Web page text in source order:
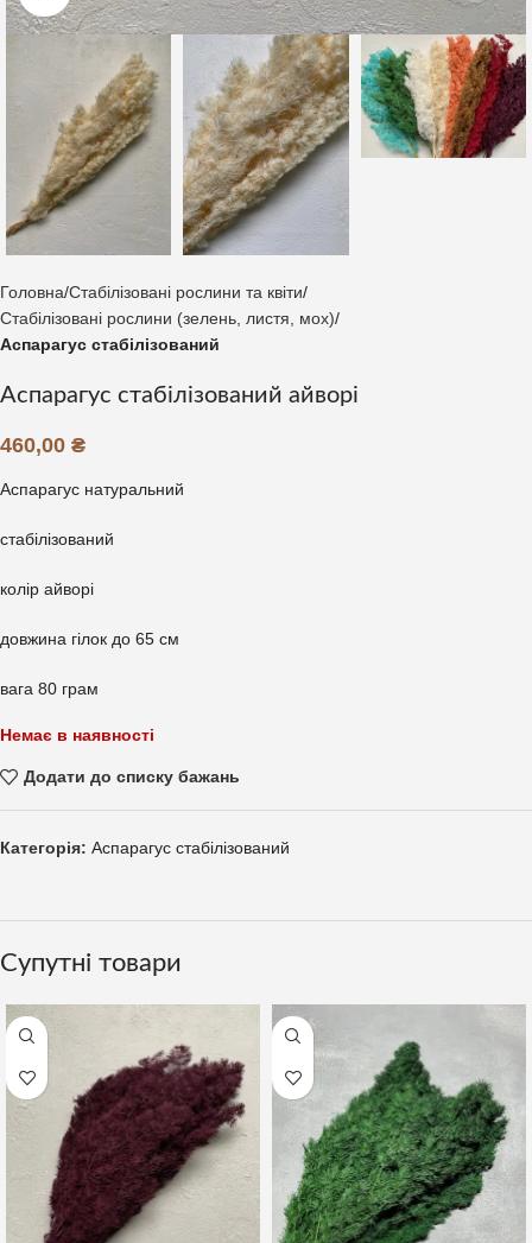
Головна Стабілізовані рослини та квіти
Стабілізовані рослини (зелень, листя, мох)
Аспарагус стабілізований
Аспарагус стабілізований айворі
460,00 ₴
Аспарагус натуральний
стабілізований
колір айворі
довжина гілок до 65 см
вага 80 грам
Немає в наявності
Додати до списку бажань
Категорія: Аспарагус стабілізований
Супутні товари